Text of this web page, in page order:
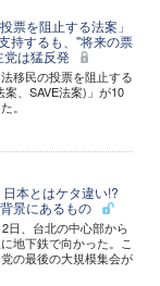
票を阻止する法案」
持するも、"将来の票
は猛反発
移民の投票を阻止する
、SAVE法案)」が10
。
本とはケタ違い!?
景にあるもの
日、台北の中心部から
地下鉄で向かった。こ
の最後の大規模集会が